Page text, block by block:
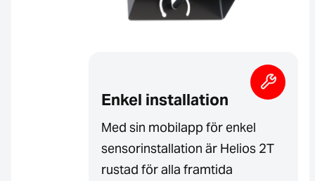
Enkel installation
Med sin mobilapp för enkel
sensorinstallation är Helios 2T
rustad för alla framtida